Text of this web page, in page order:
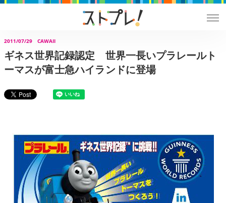
2011/07/29 CAWAII
ギネス世界記録認定 世界一長いプラレールト
ーマスが富士急ハイランドに登場